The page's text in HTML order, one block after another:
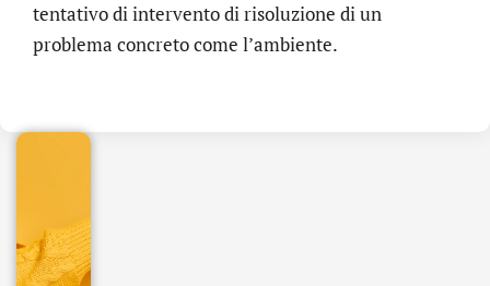
tentativo di intervento di risoluzione di un
problema concreto come l’ambiente.
.online